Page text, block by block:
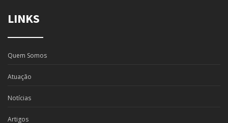
LINKS
Quem Somos
Atuação
Notícias
Artigos